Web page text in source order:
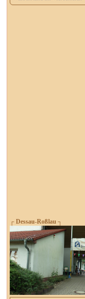
┌ Dessau-Roßlau ┐